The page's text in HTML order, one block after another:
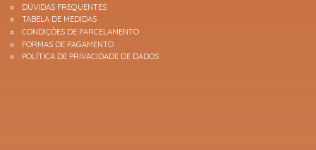
DÚVIDAS FREQUENTES
TABELA DE MEDIDAS
CONDIÇÕES DE PARCELAMENTO
FORMAS DE PAGAMENTO
POLÍTICA DE PRIVACIDADE DE DADOS